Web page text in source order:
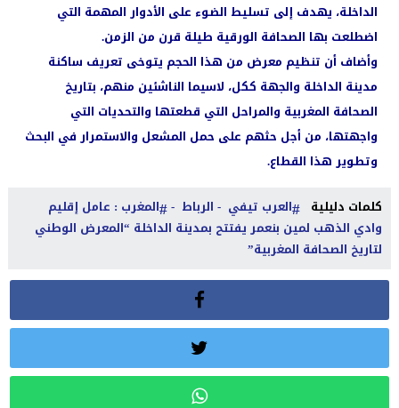
الداخلة، يهدف إلى تسليط الضوء على الأدوار المهمة التي
اضطلعت بها الصحافة الورقية طيلة قرن من الزمن.
وأضاف أن تنظيم معرض من هذا الحجم يتوخى تعريف ساكنة
مدينة الداخلة والجهة ككل، لاسيما الناشئين منهم، بتاريخ
الصحافة المغربية والمراحل التي قطعتها والتحديات التي
واجهتها، من أجل حثهم على حمل المشعل والاستمرار في البحث
وتطوير هذا القطاع.
كلمات دليلية العرب تيفي - الرباط - المغرب : عامل إقليم
وادي الذهب لمين بنعمر يفتتح بمدينة الداخلة “المعرض الوطني
لتاريخ الصحافة المغربية”